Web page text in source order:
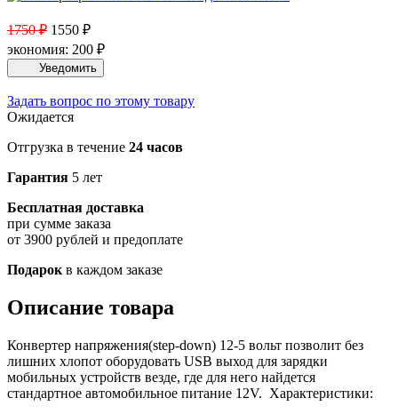
1750₽ 1550 ₽
экономия: 200 ₽
Задать вопрос по этому товару
Ожидается
Отгрузка в течение 24 часов
Гарантия 5 лет
Бесплатная доставка
при сумме заказа
от 3900 рублей и предоплате
Подарок в каждом заказе
Описание товара
Конвертер напряжения(step-down) 12-5 вольт позволит без
лишних хлопот оборудовать USB выход для зарядки
мобильных устройств везде, где для него найдется
стандартное автомобильное питание 12V. Характеристики: